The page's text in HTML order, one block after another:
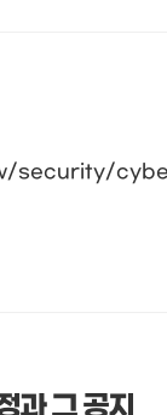
security/
과 그 공지